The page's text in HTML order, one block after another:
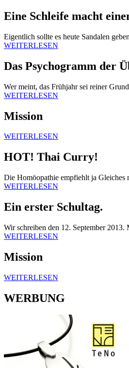
Eine Schleife macht
Eigentlich sollte es heute Sandalen
WEITERLESEN
Das Psychogramm der
Wer meint, das Frühjahr sei reiner
WEITERLESEN
Mission
WEITERLESEN
HOT! Thai Curry!
Die Homöopathie empfiehlt ja Gleiches
WEITERLESEN
Ein erster Schultag.
Wir schreiben den 12. September
WEITERLESEN
Mission
WEITERLESEN
WERBUNG